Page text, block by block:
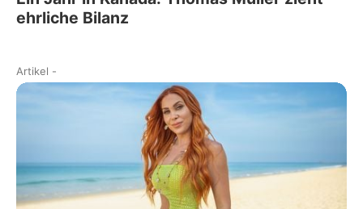
ehrliche Bilanz
Artikel -